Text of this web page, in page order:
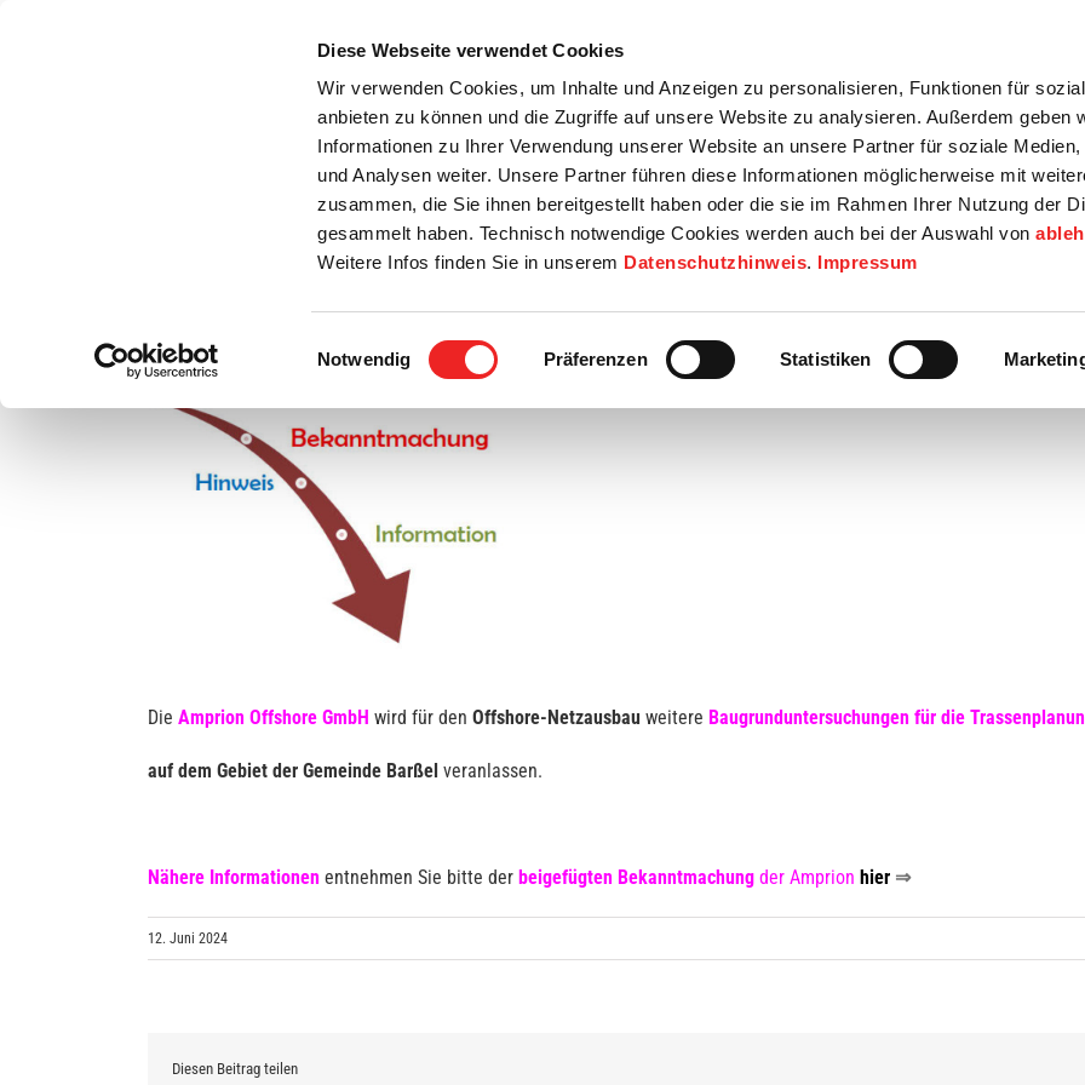
Diese Webseite verwendet Cookies
Wir verwenden Cookies, um Inhalte und Anzeigen zu personalisieren, Funktionen für
anbieten zu können und die Zugriffe auf unsere Website zu analysieren. Außerdem geben
Informationen zu Ihrer Verwendung unserer Website an unsere Partner für soziale Medien,
und Analysen weiter. Unsere Partner führen diese Informationen möglicherweise mit
zusammen, die Sie ihnen bereitgestellt haben oder die sie im Rahmen Ihrer Nutzung der
gesammelt haben. Technisch notwendige Cookies werden auch bei der Auswahl von
Weitere Infos finden Sie in unserem Datenschutzhinweis. Impressum
Einwilligungsauswahl
Notwendig Präferenzen Statistiken
Startseite
Bürgerservice Rats- / Bürgerinfo Wirtschaft / Wohnen Bildung / Soziales Touristik /
Ankündigung von Baugrunduntersuchungen durch Amprion!
grösseres
Die Amprion Offshore GmbH wird für den Offshore-Netzausbau weitere Baugrunduntersuchungen für die
auf dem Gebiet der Gemeinde Barßel veranlassen.
Nähere Informationen entnehmen Sie bitte der beigefügten Bekanntmachung der Amprion hier ⇒
12. Juni 2024
Diesen Beitrag teilen